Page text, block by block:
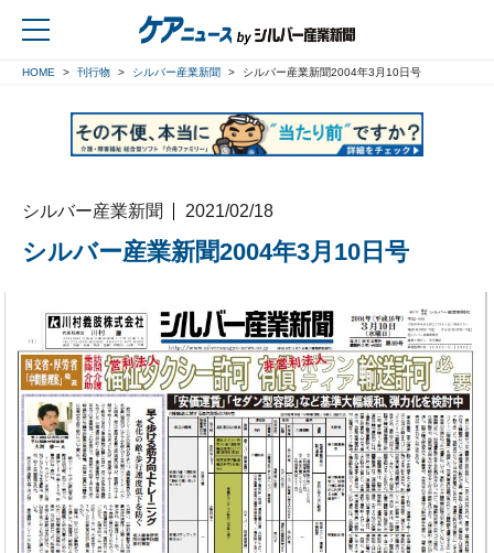
HOME 刊行物 シルバー産業新聞 シルバー産業新聞2004年3月10日号
シルバー産業新聞 2021/02/18
シルバー産業新聞2004年3月10日号